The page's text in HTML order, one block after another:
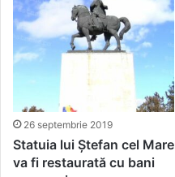
26 septembrie 2019
Statuia lui Ștefan cel Mare
va fi restaurată cu bani